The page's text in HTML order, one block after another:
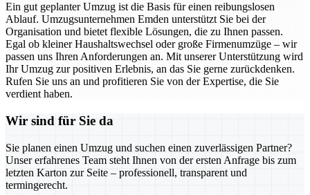
Ein gut geplanter Umzug ist die Basis für einen reibungslosen
Ablauf. Umzugsunternehmen Emden unterstützt Sie bei der
Organisation und bietet flexible Lösungen, die zu Ihnen passen.
Egal ob kleiner Haushaltswechsel oder große Firmenumzüge – wir
passen uns Ihren Anforderungen an. Mit unserer Unterstützung wird
Ihr Umzug zur positiven Erlebnis, an das Sie gerne zurückdenken.
Rufen Sie uns an und profitieren Sie von der Expertise, die Sie
verdient haben.
Wir sind für Sie da
Sie planen einen Umzug und suchen einen zuverlässigen Partner?
Unser erfahrenes Team steht Ihnen von der ersten Anfrage bis zum
letzten Karton zur Seite – professionell, transparent und
termingerecht.